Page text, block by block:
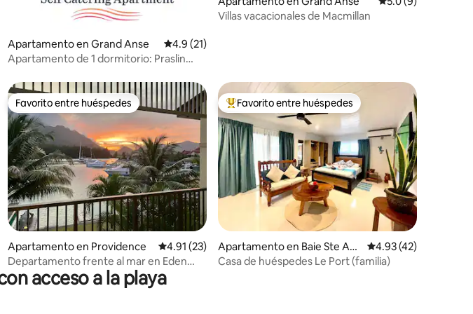
4.91 de 5, 85 reseñas
Apartamento en Grand Anse Calificación promedio: 4.9 de 5, 21 reseñas
4.9 (21)
Apartamento de 1 dormitorio: Praslin
Villas vacacionales de Macmillan
4.84 de 5, 37 reseñas
Favorito entre huéspedes
Favorito entre huéspedes
Apartamento en Providence Calificación promedio: 4.91 de 5, 23 reseñas
4.91 (23)
Departamento frente al mar en Eden
Island, Seychelles
Favorito entre huéspedes preferido
Favorito entre huéspedes
Apartamento en Baie Ste An
ne
Calificación
4.93 (42)
Casa de huéspedes Le Port (familia)
acceso a la playa